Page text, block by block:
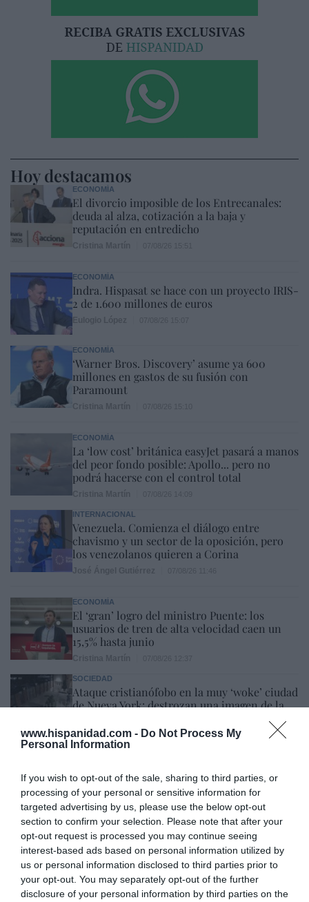
www.hispanidad.com - Do Not Process My
Personal Information
If you wish to opt-out of the sale, sharing to third parties, or
processing of your personal or sensitive information for
targeted advertising by us, please use the below opt-out
section to confirm your selection. Please note that after your
opt-out request is processed you may continue seeing
interest-based ads based on personal information utilized by
us or personal information disclosed to third parties prior to
your opt-out. You may separately opt-out of the further
disclosure of your personal information by third parties on the
Hoy destacamos
ECONOMÍA
El divorcio imposible de los Entrecanales:
deuda al alza, cotización a la baja y
reputación en entredicho
ECONOMÍA
Indra. Hispasat se hace con un proyecto IRIS-
2 de 1.600 millones de euros
ECONOMÍA
‘Warner Bros. Discovery’ asume ya 600
millones en gastos de su fusión con
Paramount
ECONOMÍA
La ‘low cost’ británica easyJet pasará a manos
del peor fondo posible: Apollo... pero no
podrá hacerse con el control total
INTERNACIONAL
Venezuela. Comienza el diálogo entre
chavismo y un sector de la oposición, pero
los venezolanos quieren a Corina
ECONOMÍA
El ‘gran’ logro del ministro Puente: los
usuarios de tren de alta velocidad caen un
15,5% hasta junio
SOCIEDAD
Ataque cristianófobo en la muy ‘woke’ ciudad
de Nueva York: destrozan una imagen de la
Redacción 07/08/26 11:46
Marcelo Gullo: “El trabajo de desmitificar la
historia, de poner la verdadera, de
desmontar la falsificación, es un trabajo
cristiano"
por Hispanidad
Artículos anteriores